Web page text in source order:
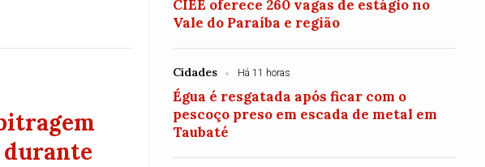
durante
CIEE oferece 260 vagas de estágio no
Vale do Paraíba e região
Cidades Há 11 horas
Égua é resgatada após ficar com o
pescoço preso em escada de metal em
Taubaté